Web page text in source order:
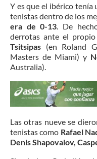
Y es que el ibérico
tenistas dentro de los
era de 0-13 . De
derrotas ante el
Tsitsipas (en Roland
Masters de Miami) y
Australia).
Las otras nueve se
tenistas como Rafael
Denis Shapovalov,